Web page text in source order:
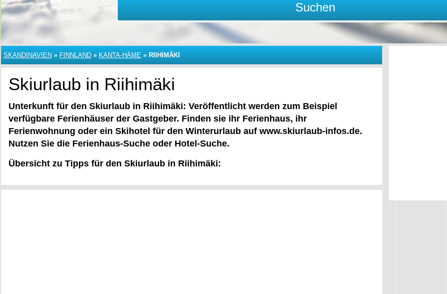
Suchen
SKANDINAVIEN » FINNLAND » KANTA-HÄME » RIIHIMÄKI
Skiurlaub in Riihimäki
Unterkunft für den Skiurlaub in Riihimäki: Veröffentlicht werden zum Beispiel
verfügbare Ferienhäuser der Gastgeber. Finden sie ihr Ferienhaus, ihr
Ferienwohnung oder ein Skihotel für den Winterurlaub auf www.skiurlaub-infos.de.
Nutzen Sie die Ferienhaus-Suche oder Hotel-Suche.
Übersicht zu Tipps für den Skiurlaub in Riihimäki: